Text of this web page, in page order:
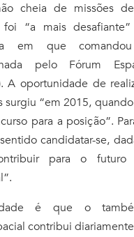
cheia de missões
foi “a mais
em que
pelo Fórum
A oportunidade de
surgiu “em 2015,
para a posição”.
candidatar-se,
para o futuro
é que o
contribui